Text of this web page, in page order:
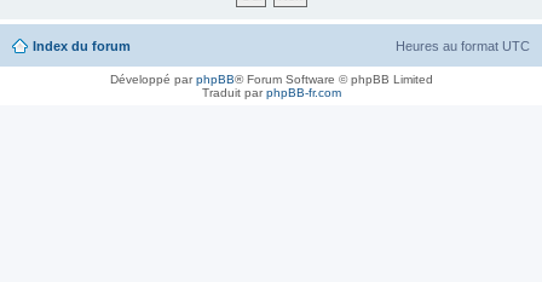
Index du forum Heures au format UTC
Développé parphpBB® Forum Software © phpBB Limited
Traduit parphpBB-fr.com